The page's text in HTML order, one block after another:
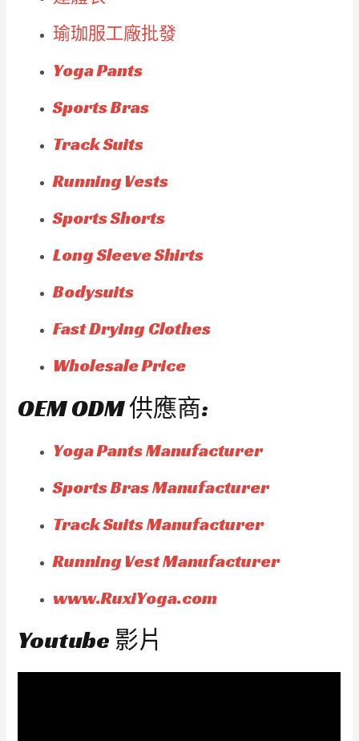
瑜珈服工廠批發
Yoga Pants
Sports Bras
Track Suits
Running Vests
Sports Shorts
Long Sleeve Shirts
Bodysuits
Fast Drying Clothes
Wholesale Price
OEM ODM 供應商:
Yoga Pants Manufacturer
Sports Bras Manufacturer
Track Suits Manufacturer
Running Vest Manufacturer
www.RuxiYoga.com
Youtube 影片